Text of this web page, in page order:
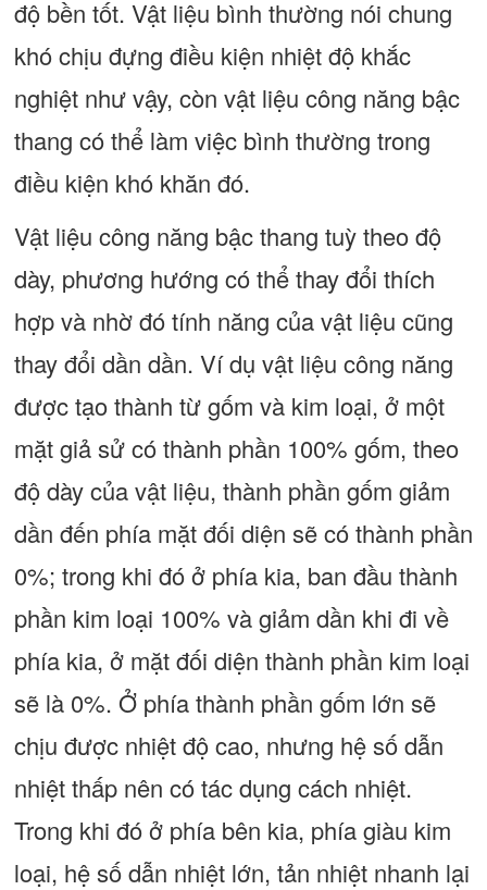
độ bền tốt. Vật liệu bình thường nói chung
khó chịu đựng điều kiện nhiệt độ khắc
nghiệt như vậy, còn vật liệu công năng bậc
thang có thể làm việc bình thường trong
điều kiện khó khăn đó.
Vật liệu công năng bậc thang tuỳ theo độ
dày, phương hướng có thể thay đổi thích
hợp và nhờ đó tính năng của vật liệu cũng
thay đổi dần dần. Ví dụ vật liệu công năng
được tạo thành từ gốm và kim loại, ở một
mặt giả sử có thành phần 100% gốm, theo
độ dày của vật liệu, thành phần gốm giảm
dần đến phía mặt đối diện sẽ có thành phần
0%; trong khi đó ở phía kia, ban đầu thành
phần kim loại 100% và giảm dần khi đi về
phía kia, ở mặt đối diện thành phần kim loại
sẽ là 0%. Ở phía thành phần gốm lớn sẽ
chịu được nhiệt độ cao, nhưng hệ số dẫn
nhiệt thấp nên có tác dụng cách nhiệt.
Trong khi đó ở phía bên kia, phía giàu kim
loại, hệ số dẫn nhiệt lớn, tản nhiệt nhanh lại